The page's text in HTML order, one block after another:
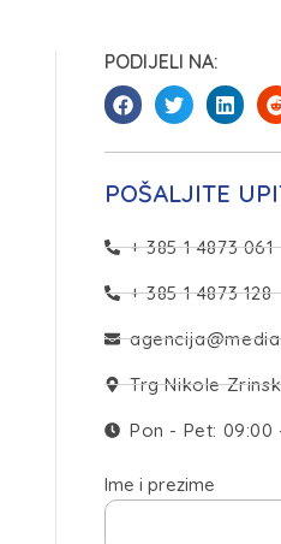
PODIJELI NA:
POŠALJITE
+ 385 1 4873 061
+ 385 1 4873 128
Trg Nikole
Pon - Pet: 09:00
Ime i prezime